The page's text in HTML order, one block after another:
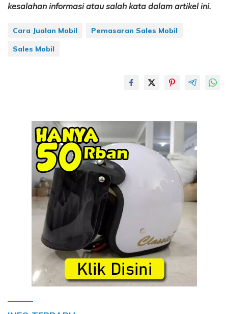
kesalahan informasi atau salah kata dalam artikel ini.
Cara Jualan Mobil
Pemasaran Sales Mobil
Sales Mobil